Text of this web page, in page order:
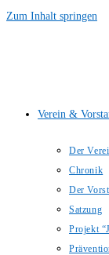
Zum Inhalt springen
Verein &
Der
Chronik
Der
Satzung
Projekt